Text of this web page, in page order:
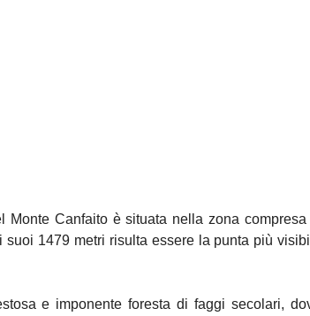
Canfaito è situata nella zona
1479 metri risulta essere la punta più
e imponente foresta di faggi secolari,